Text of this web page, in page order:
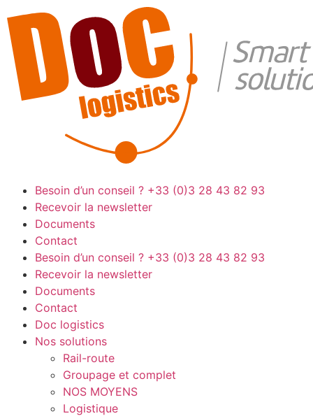
Besoin d’un conseil ? +33 (0)3 28 43 82 93
Recevoir la newsletter
Documents
Contact
Besoin d’un conseil ? +33 (0)3 28 43 82 93
Recevoir la newsletter
Documents
Contact
Doc logistics
Nos solutions
Rail-route
Groupage et complet
NOS MOYENS
Logistique